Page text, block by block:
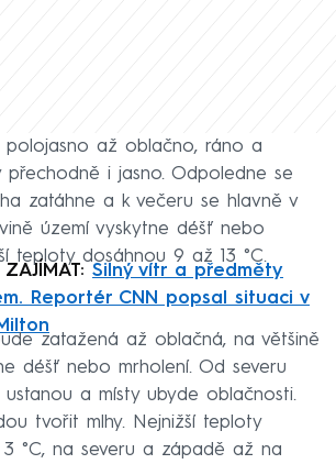
polojasno až oblačno, ráno a
přechodně i jasno. Odpoledne se
zatáhne a k večeru se hlavně v
území vyskytne déšť nebo
teploty dosáhnou 9 až 13 °C.
Silný vítr a předměty
Reportér CNN popsal situaci v
zatažená až oblačná, na většině
déšť nebo mrholení. Od severu
a místy ubyde oblačnosti.
tvořit mlhy. Nejnižší teploty
°C, na severu a západě až na